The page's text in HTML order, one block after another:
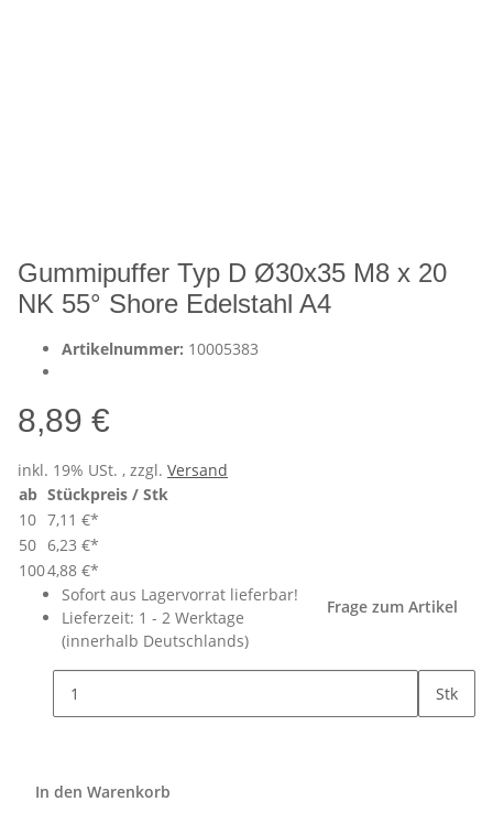
Gummipuffer Typ D Ø30x35 M8 x 20
NK 55° Shore Edelstahl A4
Artikelnummer: 10005383
8,89 €
inkl. 19% USt. , zzgl. Versand
ab Stückpreis / Stk
10 7,11 €*
50 6,23 €*
1004,88 €*
Sofort aus Lagervorrat lieferbar!
Lieferzeit: 1 - 2 Werktage
(innerhalb Deutschlands)
Frage zum Artikel
Stk
In den Warenkorb